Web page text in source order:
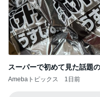
スーパーで初めて見た話題
Amebaトピックス 1日前